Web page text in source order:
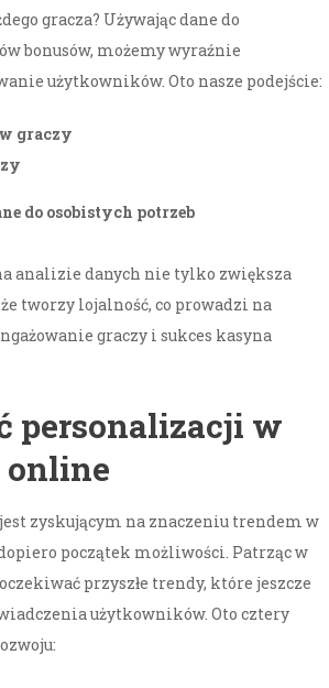
gracza? Używając dane do
bonusów, możemy wyraźnie
użytkowników. Oto nasze podejście:
graczy
do osobistych potrzeb
analizie danych nie tylko zwiększa
tworzy lojalność, co prowadzi na
graczy i sukces kasyna
personalizacji w
zyskującym na znaczeniu trendem w
początek możliwości. Patrząc w
przyszłe trendy, które jeszcze
użytkowników. Oto cztery